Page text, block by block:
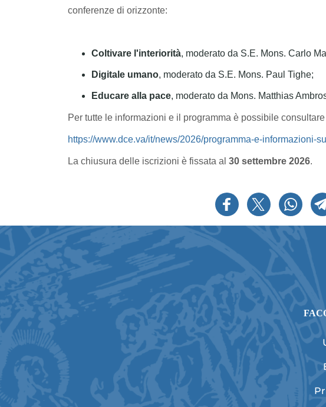
conferenze di orizzonte:
Coltivare l'interiorità, moderato da S.E. Mons. Carlo
Digitale umano, moderato da S.E. Mons. Paul Tighe;
Educare alla pace, moderato da Mons. Matthias
Per tutte le informazioni e il programma è possibile
https://www.dce.va/it/news/2026/programma-e-informazioni-
La chiusura delle iscrizioni è fissata al 30 settembre 2026.